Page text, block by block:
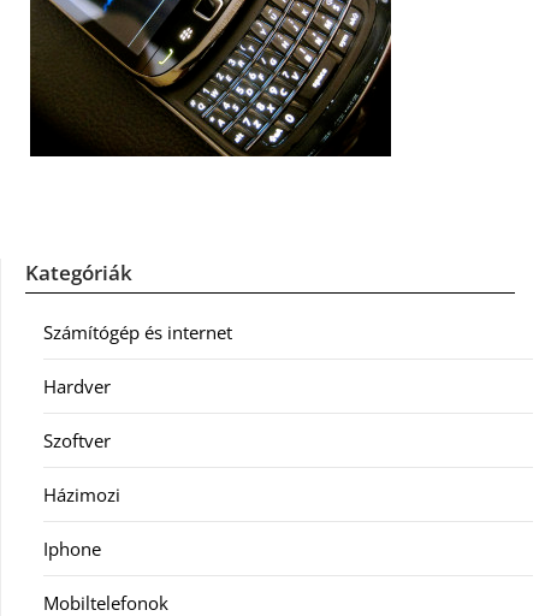
Kategóriák
Számítógép és internet
Hardver
Szoftver
Házimozi
Iphone
Mobiltelefonok